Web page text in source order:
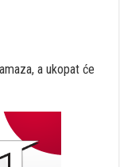
a ukopat će